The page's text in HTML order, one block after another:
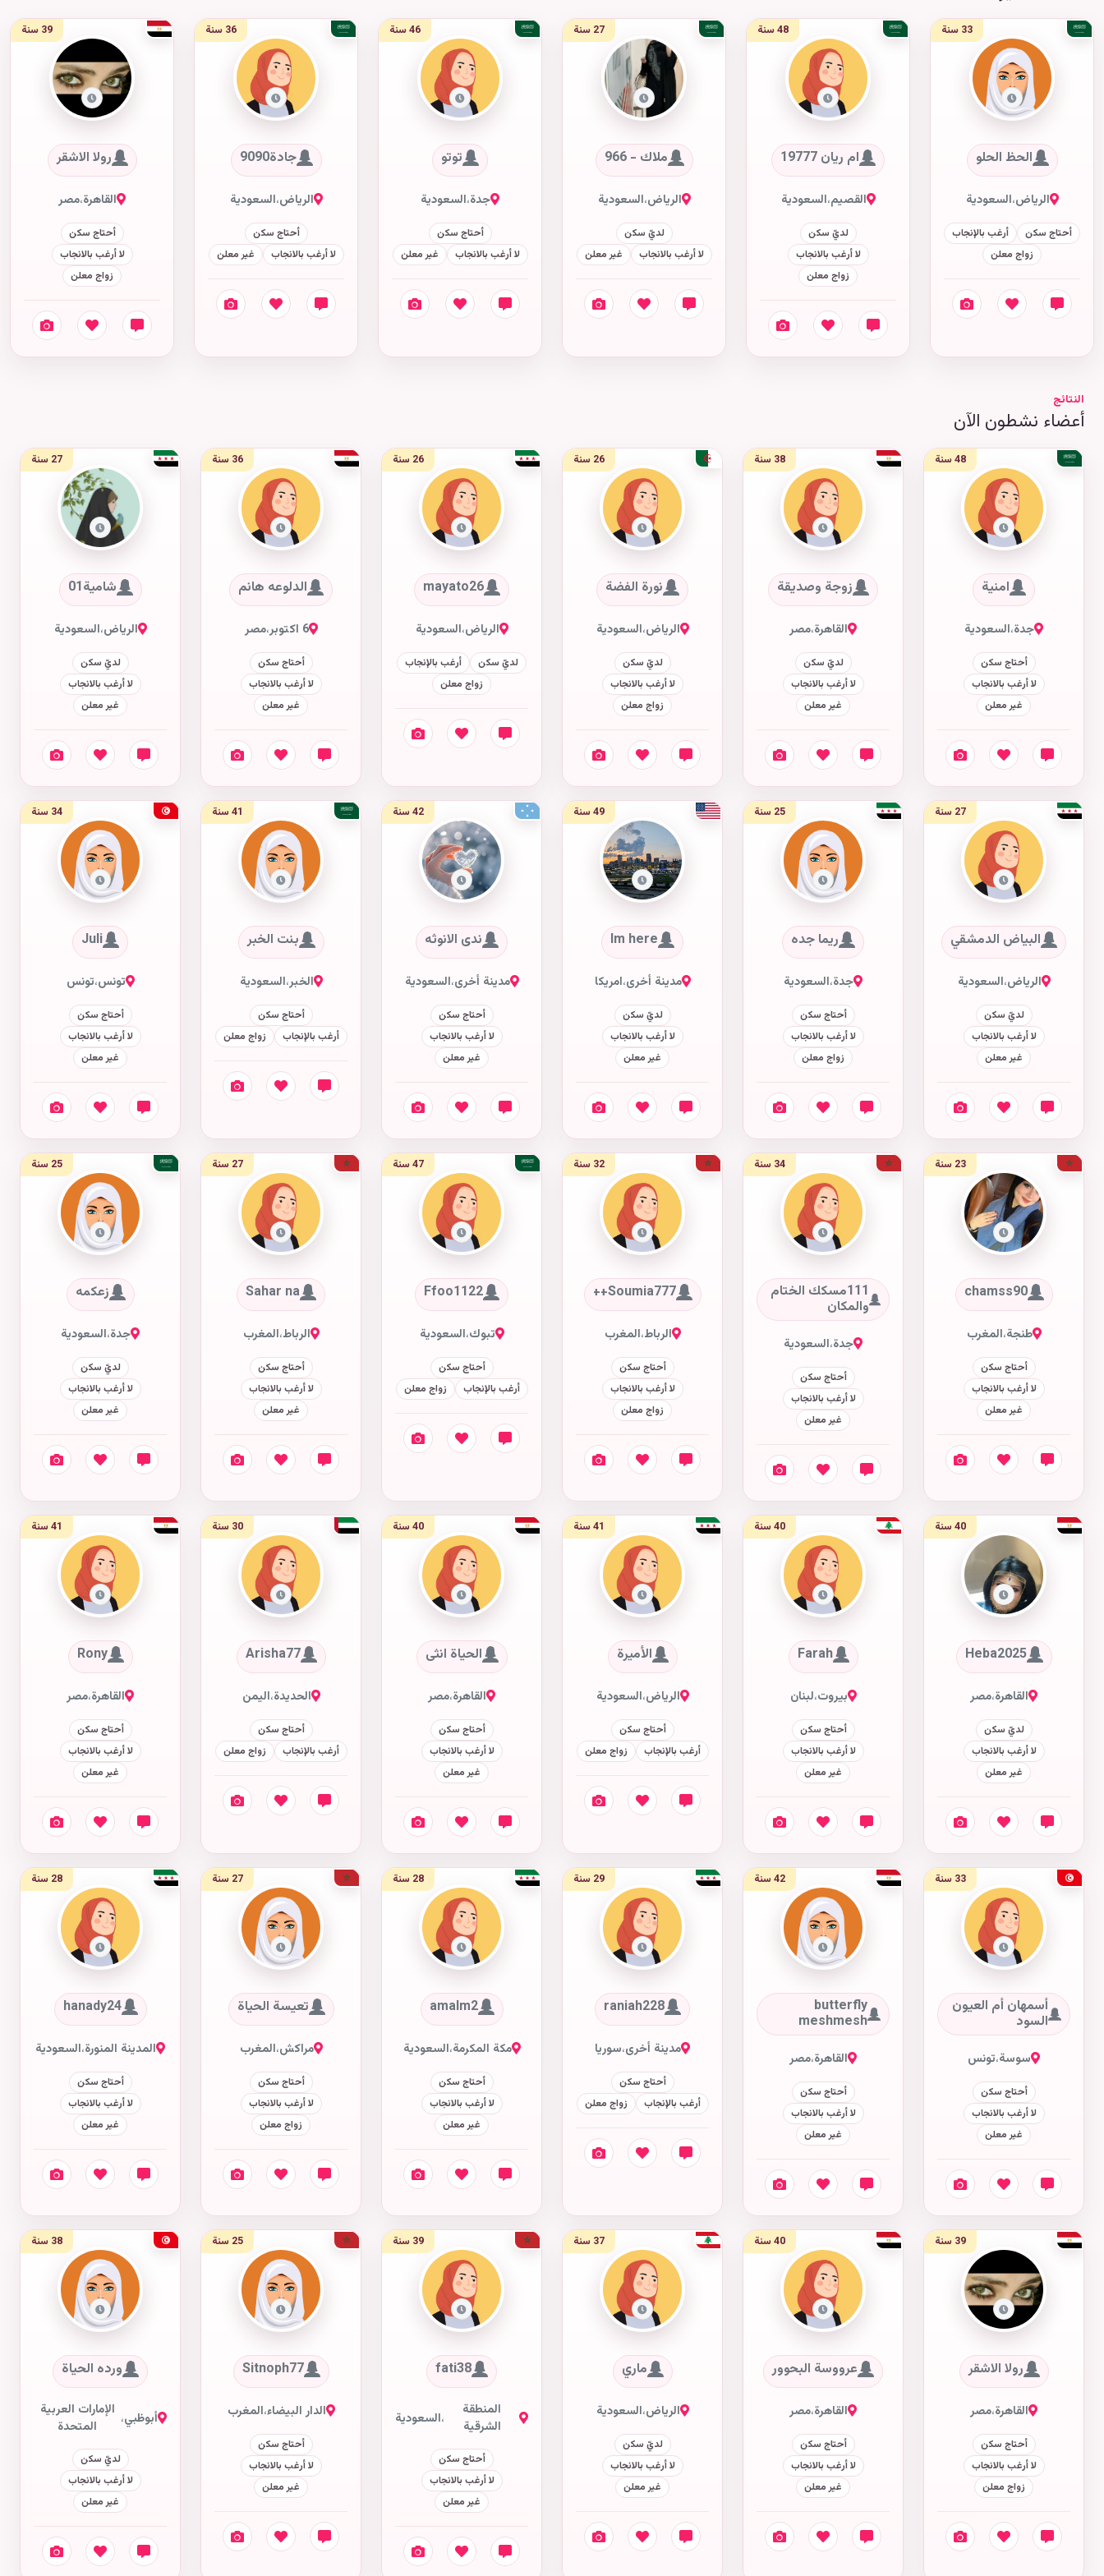
33 سنة
الحظ الحلو
الرياض،السعودية
أحتاج سكن
أرغب بالإنجاب
زواج معلن
48 سنة
ام ريان 19777
القصيم،السعودية
لديّ سكن
لا أرغب بالانجاب
زواج معلن
27 سنة
ملاك - 966
الرياض،السعودية
لديّ سكن
لا أرغب بالانجاب
غير معلن
46 سنة
توتو
جدة،السعودية
أحتاج سكن
لا أرغب بالانجاب
غير معلن
36 سنة
جادة9090
الرياض،السعودية
أحتاج سكن
لا أرغب بالانجاب
غير معلن
39 سنة
رولا الاشقر
القاهرة،مصر
أحتاج سكن
لا أرغب بالانجاب
زواج معلن
النتائج
أعضاء نشطون الآن
48 سنة
امنية
جدة،السعودية
أحتاج سكن
لا أرغب بالانجاب
غير معلن
38 سنة
زوجة وصديقة
القاهرة،مصر
لديّ سكن
لا أرغب بالانجاب
غير معلن
26 سنة
نورة الفضة
الرياض،السعودية
لديّ سكن
لا أرغب بالانجاب
زواج معلن
26 سنة
mayato26
الرياض،السعودية
لديّ سكن
أرغب بالإنجاب
زواج معلن
36 سنة
الدلوعه هانم
6 اكتوبر ،مصر
أحتاج سكن
لا أرغب بالانجاب
غير معلن
27 سنة
شامية01
الرياض،السعودية
لديّ سكن
لا أرغب بالانجاب
غير معلن
27 سنة
البياض الدمشقي
الرياض،السعودية
لديّ سكن
لا أرغب بالانجاب
غير معلن
25 سنة
ريما جده
جدة،السعودية
أحتاج سكن
لا أرغب بالانجاب
زواج معلن
49 سنة
Im here
مدينة أخرى،امريكا
لديّ سكن
لا أرغب بالانجاب
غير معلن
42 سنة
ندى الانوثه
مدينة أخرى،السعودية
أحتاج سكن
لا أرغب بالانجاب
غير معلن
41 سنة
بنت الخبر
الخبر،السعودية
أحتاج سكن
أرغب بالإنجاب
زواج معلن
34 سنة
Juli
تونس،تونس
أحتاج سكن
لا أرغب بالانجاب
غير معلن
23 سنة
chamss90
طنجة،المغرب
أحتاج سكن
لا أرغب بالانجاب
غير معلن
34 سنة
111مسكك الختام
والمكان
جدة،السعودية
أحتاج سكن
لا أرغب بالانجاب
غير معلن
32 سنة
Soumia777++
الرباط،المغرب
أحتاج سكن
لا أرغب بالانجاب
زواج معلن
47 سنة
Ffoo1122
تبوك،السعودية
أحتاج سكن
أرغب بالإنجاب
زواج معلن
27 سنة
Sahar na
الرباط،المغرب
أحتاج سكن
لا أرغب بالانجاب
غير معلن
25 سنة
زعكمه
جدة،السعودية
لديّ سكن
لا أرغب بالانجاب
غير معلن
40 سنة
Heba2025
القاهرة،مصر
لديّ سكن
لا أرغب بالانجاب
غير معلن
40 سنة
Farah
بيروت،لبنان
أحتاج سكن
لا أرغب بالانجاب
غير معلن
41 سنة
الأميرة
الرياض،السعودية
أحتاج سكن
أرغب بالإنجاب
زواج معلن
40 سنة
الحياة انثى
القاهرة،مصر
أحتاج سكن
لا أرغب بالانجاب
غير معلن
30 سنة
Arisha77
الحديدة،اليمن
أحتاج سكن
أرغب بالإنجاب
زواج معلن
41 سنة
Rony
القاهرة،مصر
أحتاج سكن
لا أرغب بالانجاب
غير معلن
33 سنة
أسمهان أم العيون
السود
سوسة،تونس
أحتاج سكن
لا أرغب بالانجاب
غير معلن
42 سنة
butterfly
meshmesh
القاهرة،مصر
أحتاج سكن
لا أرغب بالانجاب
غير معلن
29 سنة
raniah228
مدينة أخرى،سوريا
أحتاج سكن
أرغب بالإنجاب
زواج معلن
28 سنة
amalm2
مكة المكرمة،السعودية
أحتاج سكن
لا أرغب بالانجاب
غير معلن
27 سنة
تعيسة الحياة
مراكش،المغرب
أحتاج سكن
لا أرغب بالانجاب
زواج معلن
28 سنة
hanady24
المدينة المنورة،السعودية
أحتاج سكن
لا أرغب بالانجاب
غير معلن
39 سنة
رولا الاشقر
القاهرة،مصر
أحتاج سكن
لا أرغب بالانجاب
زواج معلن
40 سنة
عرووسة البحوور
القاهرة،مصر
أحتاج سكن
لا أرغب بالانجاب
غير معلن
37 سنة
ماري
الرياض،السعودية
لديّ سكن
لا أرغب بالانجاب
غير معلن
39 سنة
fati38
المنطقة
الشرقية
،السعودية
أحتاج سكن
لا أرغب بالانجاب
غير معلن
25 سنة
Sitnoph77
الدار البيضاء،المغرب
أحتاج سكن
لا أرغب بالانجاب
غير معلن
38 سنة
ورده الحياة
أبوظبي، الإمارات العربية
المتحدة
لديّ سكن
لا أرغب بالانجاب
غير معلن